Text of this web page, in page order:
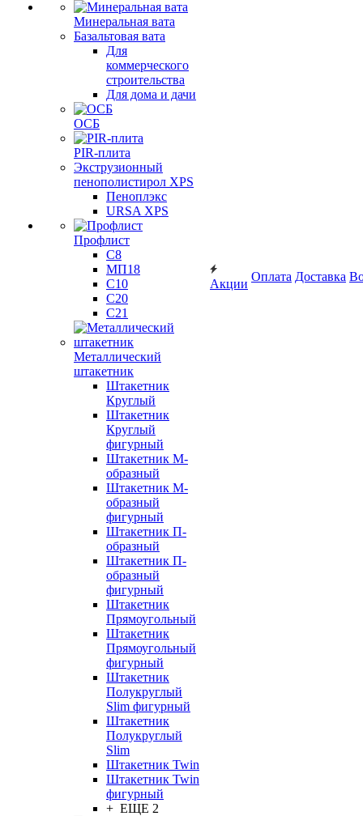
Минеральная вата
Базальтовая вата
Для
коммерческого
строительства
Для дома и дачи
ОСБ
PIR-плита
Экструзионный
пенополистирол XPS
Пеноплэкс
URSA XPS
Профлист
С8
МП18
С10
С20
С21
Металлический
штакетник
Штакетник
Круглый
Штакетник
Круглый
фигурный
Штакетник М-
образный
Штакетник М-
образный
фигурный
Штакетник П-
образный
Штакетник П-
образный
фигурный
Штакетник
Прямоугольный
Штакетник
Прямоугольный
фигурный
Штакетник
Полукруглый
Slim фигурный
Штакетник
Полукруглый
Slim
Штакетник Twin
Штакетник Twin
фигурный
+ ЕЩЕ 2
Акции
Оплата Доставка